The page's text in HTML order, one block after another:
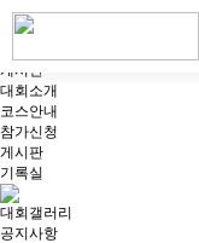
2026 성주 참외 전국 마라톤 대
대회갤러리
게시판
대회소개
코스안내
참가신청
게시판
기록실
대회갤러리
공지사항